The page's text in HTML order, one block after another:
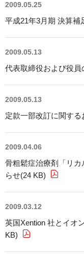
2009.05.25
平成21年3月期 決算補
2009.05.13
代表取締役および役
2009.05.13
定款一部改訂に関する
2009.04.06
骨粗鬆症治療剤「リ
らせ(24 KB)
2009.03.12
英国Xention 社とイオ
KB)